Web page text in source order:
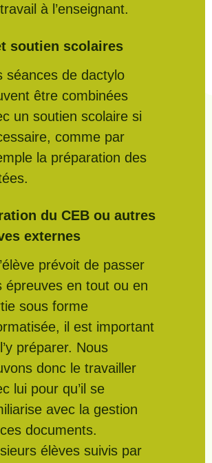
à l’enseignant.
soutien scolaires
séances de dactylo
être combinées
un soutien scolaire si
comme par
la préparation des
du CEB ou autres
externes
prévoit de passer
épreuves en tout ou en
sous forme
il est important
préparer. Nous
donc le travailler
lui pour qu’il se
avec la gestion
documents.
élèves suivis par